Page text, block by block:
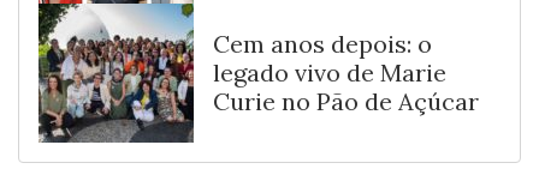
Cem anos depois: o
legado vivo de Marie
Curie no Pão de Açúcar